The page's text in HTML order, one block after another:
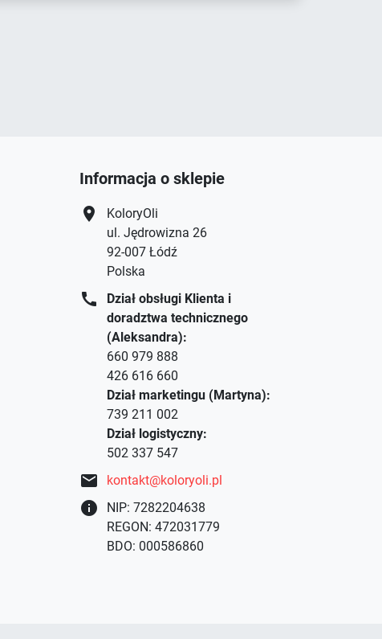
Informacja o sklepie
location_on
KoloryOli
ul. Jędrowizna 26
92-007 Łódź
Polska
call
Dział obsługi Klienta i
doradztwa technicznego
(Aleksandra):
660 979 888
426 616 660
Dział marketingu (Martyna):
739 211 002
Dział logistyczny:
502 337 547
mail kontakt@koloryoli.pl
info
NIP: 7282204638
REGON: 472031779
BDO: 000586860